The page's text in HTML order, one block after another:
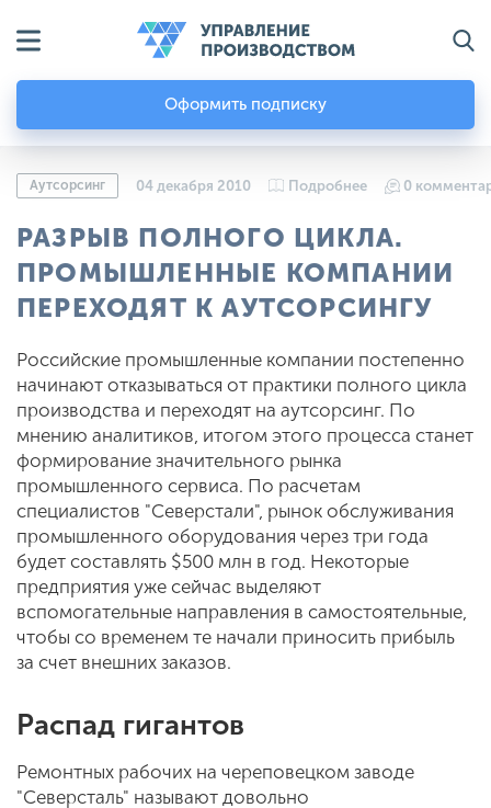
Оформить подписку
Аутсорсинг 04 декабря 2010 Подробнее 0
РАЗРЫВ ПОЛНОГО ЦИКЛА.
ПРОМЫШЛЕННЫЕ КОМПАНИИ
ПЕРЕХОДЯТ К АУТСОРСИНГУ
Российские промышленные компании постепенно
начинают отказываться от практики полного цикла
производства и переходят на аутсорсинг. По
мнению аналитиков, итогом этого процесса станет
формирование значительного рынка
промышленного сервиса. По расчетам
специалистов "Северстали", рынок обслуживания
промышленного оборудования через три года
будет составлять $500 млн в год. Некоторые
предприятия уже сейчас выделяют
вспомогательные направления в самостоятельные,
чтобы со временем те начали приносить прибыль
за счет внешних заказов.
Распад гигантов
Ремонтных рабочих на череповецком заводе
"Северсталь" называют довольно